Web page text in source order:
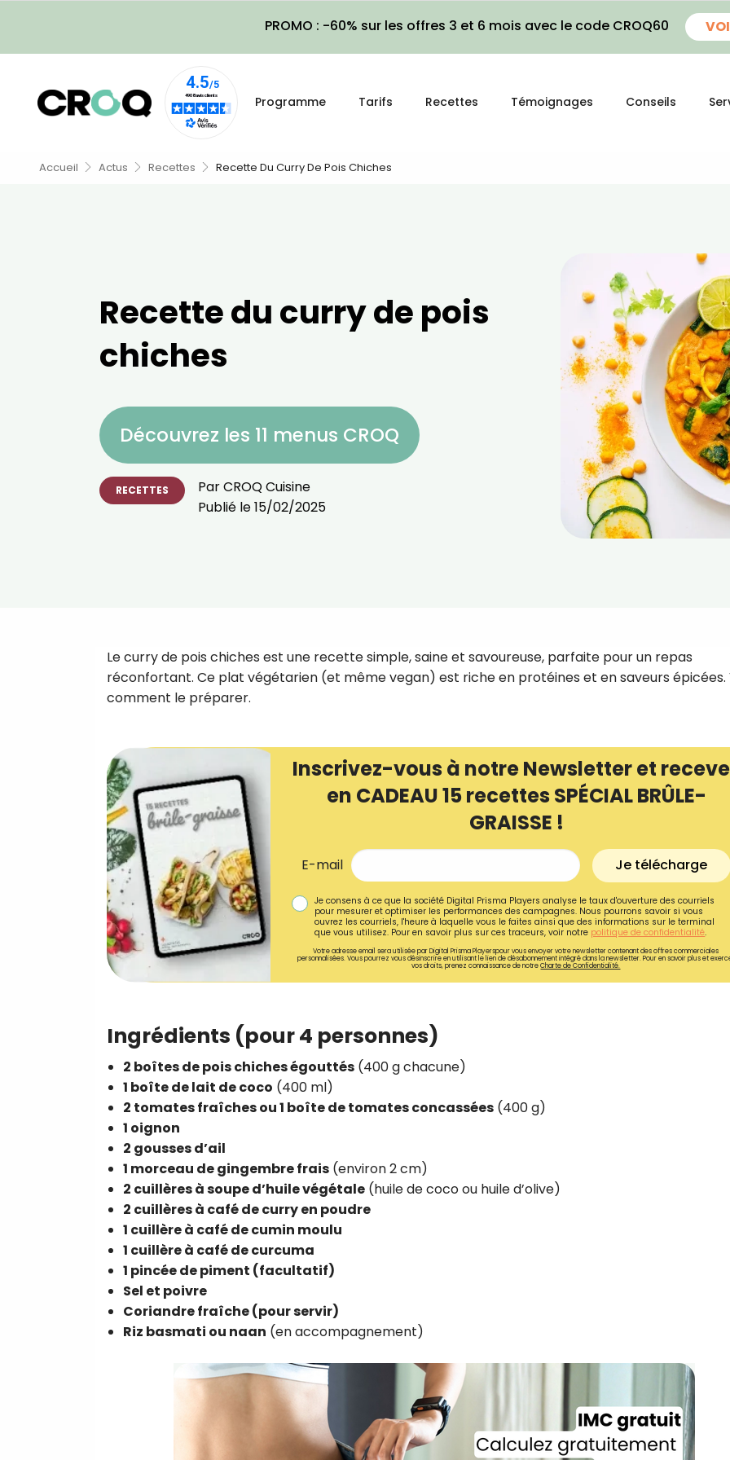
PROMO : -60% sur les offres 3 et 6 mois avec le code CROQ60
Programme Tarifs Recettes Témoignages Conseils
Accueil Actus Recettes Recette Du Curry De Pois Chiches
Recette du curry de pois
chiches
Découvrez les 11 menus CROQ
RECETTES ParCROQ Cuisine
Publié le15/02/2025
Le curry de pois chiches est une recette simple, saine et savoureuse, parfaite pour un repas
réconfortant. Ce plat végétarien (et même vegan) est riche en protéines et en saveurs épicées.
comment le préparer.
Inscrivez-vous à notre Newsletter et
en CADEAU 15 recettes SPÉCIAL BRÛLE-
GRAISSE !
E-mail Je télécharge
Je consens à ce que la société Digital Prisma Players analyse le taux d'ouverture des courriels
pour mesurer et optimiser les performances des campagnes. Nous pourrons savoir si vous
ouvrez les courriels, l'heure à laquelle vous le faites ainsi que des informations sur le terminal
que vous utilisez. Pour en savoir plus sur ces traceurs, voir notre politique de confidentialité.
Votre adresse email sera utilisée par Digital Prisma Playerspour vous envoyer votre newsletter contenant des offres commerciales
personnalisées. Vous pourrez vous désinscrire en utilisant le lien de désabonnement intégré dans la newsletter. Pour en savoir plus et
vos droits, prenez connaissance de notreCharte de Confidentialité.
Ingrédients (pour 4 personnes)
2 boîtes de pois chiches égouttés (400 g chacune)
1 boîte de lait de coco (400 ml)
2 tomates fraîches ou 1 boîte de tomates concassées (400 g)
1 oignon
2 gousses d’ail
1 morceau de gingembre frais (environ 2 cm)
2 cuillères à soupe d’huile végétale (huile de coco ou huile d’olive)
2 cuillères à café de curry en poudre
1 cuillère à café de cumin moulu
1 cuillère à café de curcuma
1 pincée de piment (facultatif)
Sel et poivre
Coriandre fraîche (pour servir)
Riz basmati ou naan (en accompagnement)
Recevez
recettes inédites de
Ainsi que la newsletter